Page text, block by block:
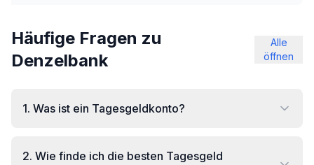
Häufige Fragen zu
Denzelbank
Alle
öffnen
1. Was ist ein Tagesgeldkonto?
2. Wie finde ich die besten Tagesgeld